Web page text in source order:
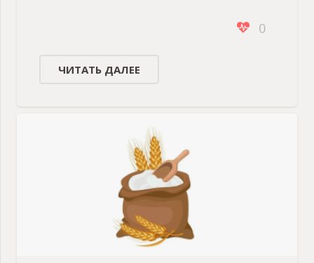
0
ЧИТАТЬ ДАЛЕЕ